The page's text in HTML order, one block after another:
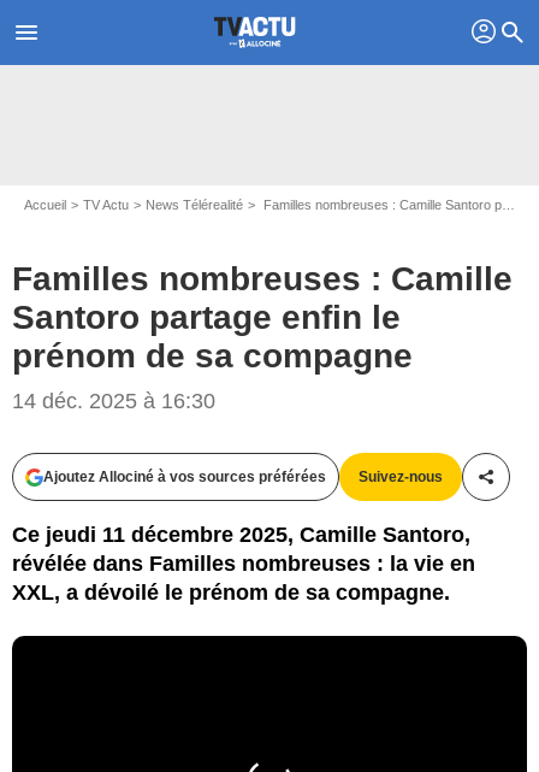
menu profil search
Accueil TV Actu News Télérealité Familles nombreuses : Camille Santoro partage enfin le prénom de sa compagne
Familles nombreuses : Camille
Santoro partage enfin le
prénom de sa compagne
14 déc. 2025 à 16:30
Ajoutez Allociné à vos sources préférées Suivez-nous
Ce jeudi 11 décembre 2025, Camille Santoro,
révélée dans Familles nombreuses : la vie en
XXL, a dévoilé le prénom de sa compagne.